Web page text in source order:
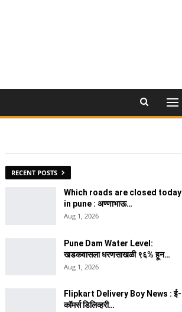
RECENT POSTS
Which roads are closed today
in pune : अण्णाभाऊ…
Aug 1, 2026
Pune Dam Water Level:
खडकवासला धरणसाखळी ९६% हून…
Aug 1, 2026
Flipkart Delivery Boy News : ई-
कॉमर्स डिलिव्हरी…